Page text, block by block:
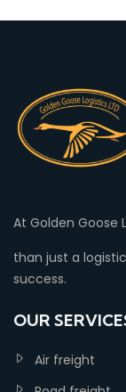
At Golden Goose
than just a
success.
OUR
Air freight